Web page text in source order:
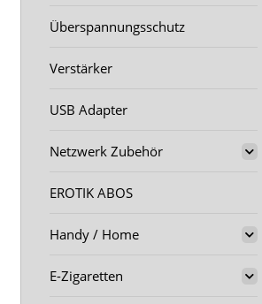
Überspannungsschutz
Verstärker
USB Adapter
Netzwerk Zubehör
EROTIK ABOS
Handy / Home
E-Zigaretten